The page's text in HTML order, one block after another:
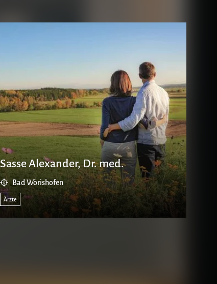
Sasse Alexander, Dr. med.
Bad Wörishofen
Ärzte